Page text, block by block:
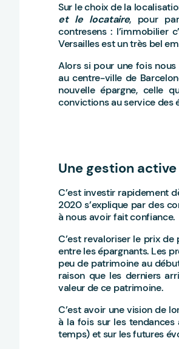
Sur le choix de la
et le locataire, pour
contresens : l’immobilier
Versailles est un très bel
Alors si pour une fois nous
au centre-ville de
nouvelle épargne, celle
convictions au service des
Une gestion
C’est investir rapidement
2020 s’explique par des
à nous avoir fait confiance.
C’est revaloriser le prix
entre les épargnants. Les
peu de patrimoine au
raison que les derniers
valeur de ce patrimoine.
C’est avoir une vision de
à la fois sur les
temps) et sur les futures